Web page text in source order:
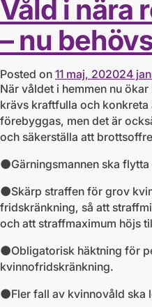
Våld i nära
– nu
Posted on 11 maj, 202024
När våldet i hemmen nu
krävs kraftfulla och
förebyggas, men det är
och säkerställa att
⚫️Gärningsmannen ska
⚫️Skärp straffen för grov
fridskränkning, så att
och att straffmaximum höjs
⚫️Obligatorisk häktning för
kvinnofridskränkning.
⚫️Fler fall av kvinnovåld ska